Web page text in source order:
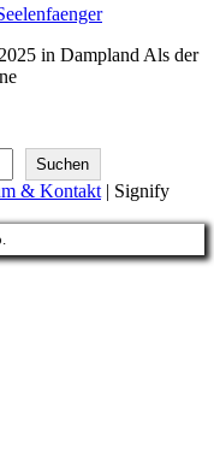
in Dampland Als der
Suchen
& Kontakt | Signify